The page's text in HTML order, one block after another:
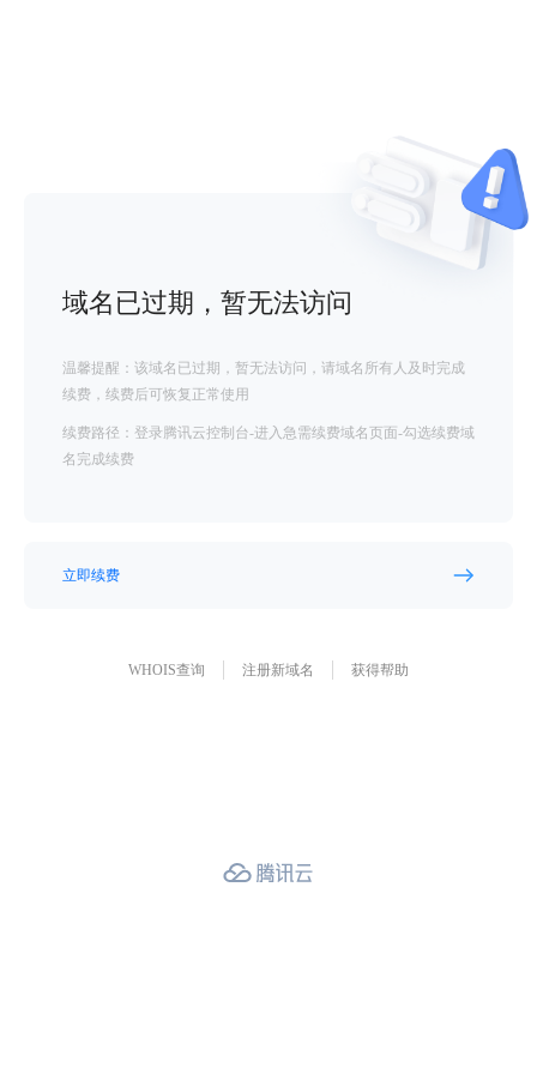
域名已过期，暂无法访问
温馨提醒：该域名已过期，暂无法访问，请域名所有人及时完成
续费，续费后可恢复正常使用
续费路径：登录腾讯云控制台-进入急需续费域名页面-勾选续费域
名完成续费
立即续费
WHOIS查询 注册新域名 获得帮助